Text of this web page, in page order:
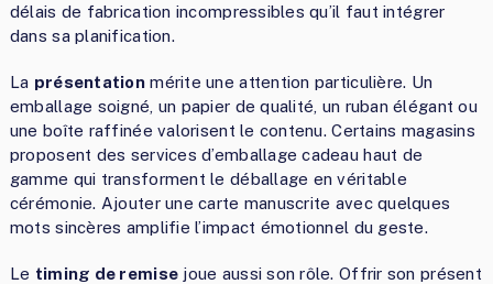
délais de fabrication incompressibles qu’il faut intégrer
dans sa planification.
La présentation mérite une attention particulière. Un
emballage soigné, un papier de qualité, un ruban élégant ou
une boîte raffinée valorisent le contenu. Certains magasins
proposent des services d’emballage cadeau haut de
gamme qui transforment le déballage en véritable
cérémonie. Ajouter une carte manuscrite avec quelques
mots sincères amplifie l’impact émotionnel du geste.
Le timing de remise joue aussi son rôle. Offrir son présent